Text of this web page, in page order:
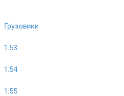
Грузовики
1.53
1.54
1.55